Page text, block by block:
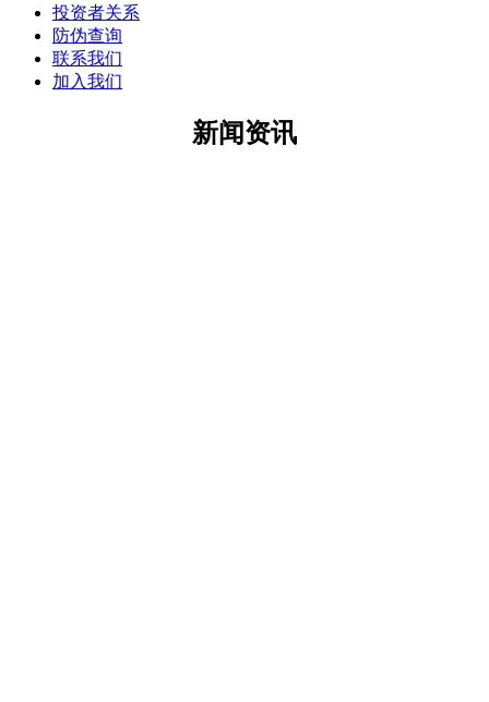
投资者关系
防伪查询
联系我们
加入我们
新闻资讯